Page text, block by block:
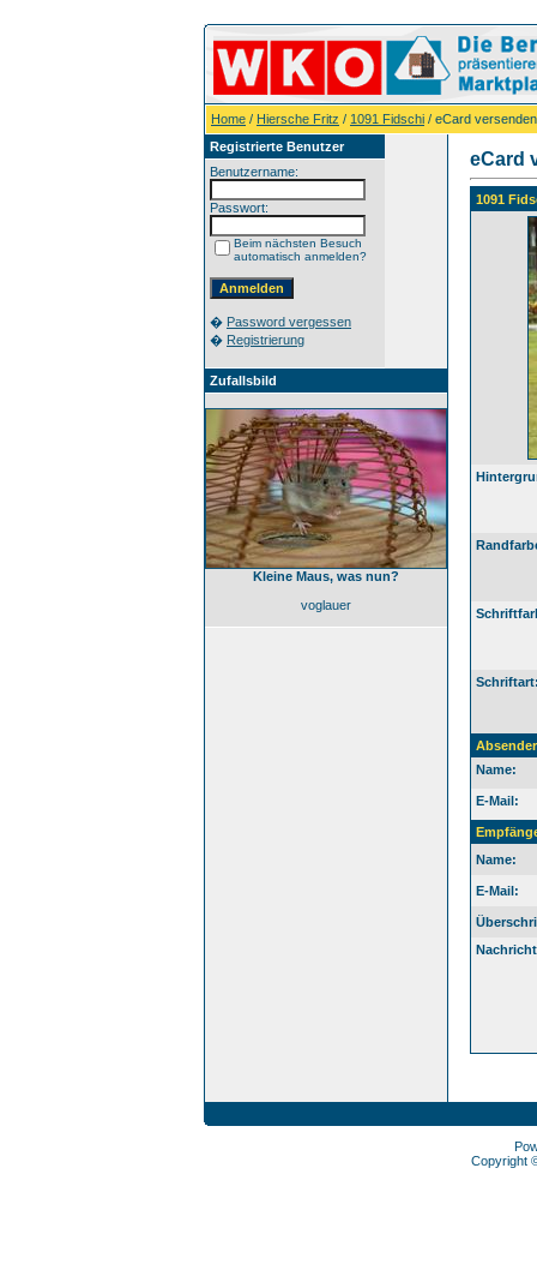
Home / Hiersche Fritz / 1091 Fidschi / eCard versenden
Registrierte Benutzer
Benutzername:
Passwort:
Beim nächsten Besuch
automatisch anmelden?
� Password vergessen
� Registrierung
Zufallsbild
Kleine Maus, was nun?
voglauer
eCard
1091
Absender
Name:
E-Mail:
Name:
E-Mail:
Copyright